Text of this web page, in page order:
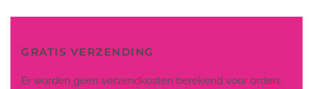
GRATIS VERZENDING
Er worden geen verzendkosten berekend voor orders